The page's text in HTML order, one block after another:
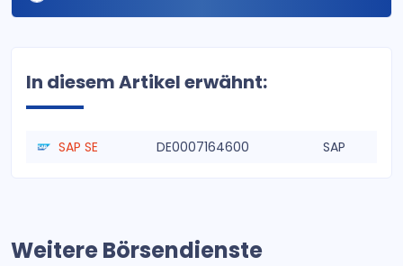
In diesem Artikel erwähnt:
SAP SE DE0007164600 SAP
Weitere Börsendienste